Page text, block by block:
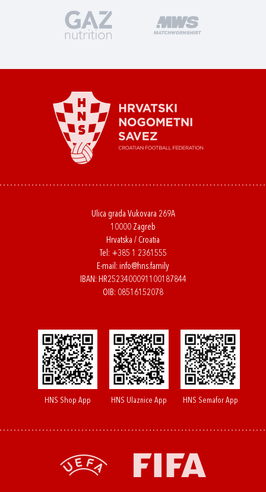
Ulica grada Vukovara 269A
10000 Zagreb
Hrvatska / Croatia
Tel: +385 1 2361555
E-mail: info@hns.family
IBAN: HR2523400091100187844
OIB: 08516152078
HNS Shop App HNS Ulaznice App HNS Semafor App